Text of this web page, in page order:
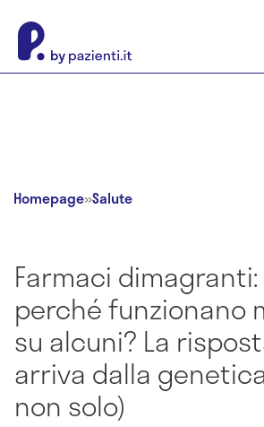
Homepage»Salute
Farmaci dimagranti:
perché funzionano
su alcuni? La
arriva dalla
non solo)